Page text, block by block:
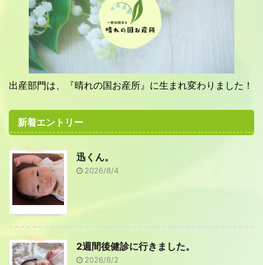
出産部門は、『晴れの国お産所』に生まれ変わりました！
新着エントリー
迅くん。
2026/8/4
2週間後健診に行きました。
2026/8/2